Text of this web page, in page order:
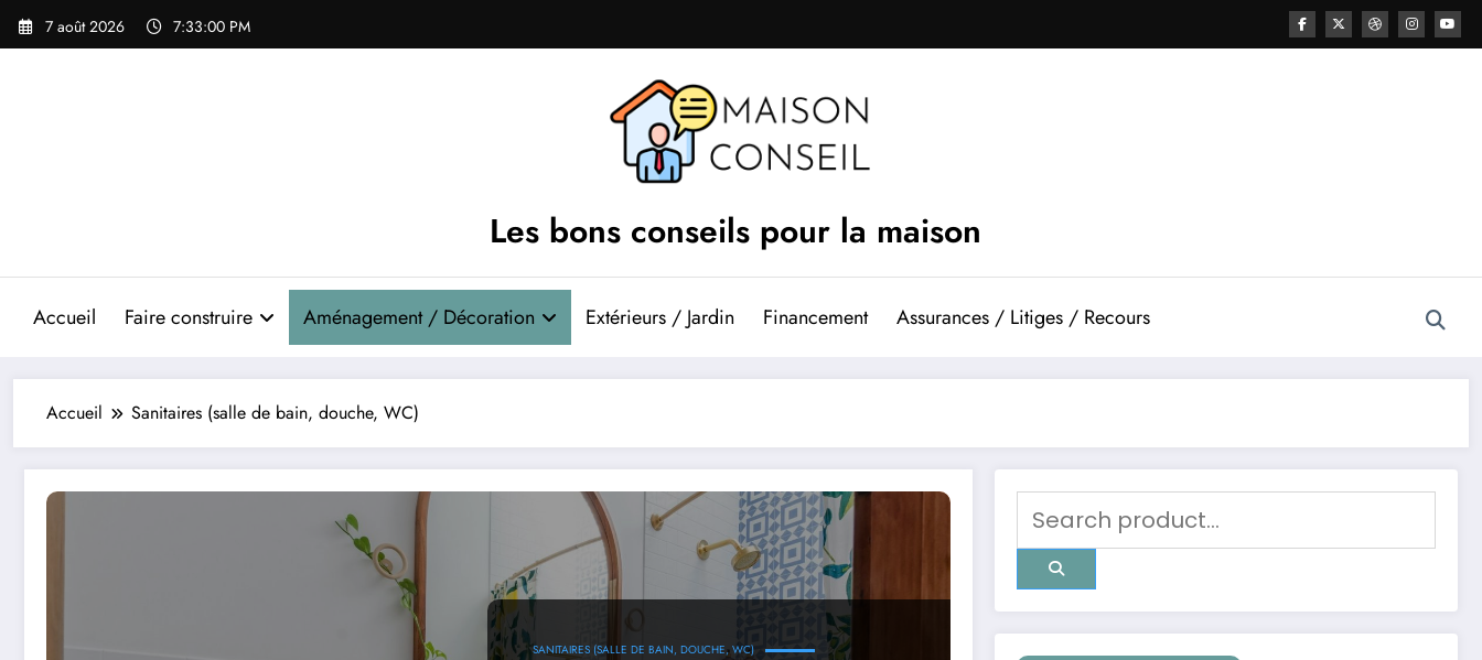
Aller
7 août 2026 7:33:01 PM
Les bons conseils pour la maison
Accueil Faire construire Aménagement / Décoration Extérieurs / Jardin Financement Assurances / Litiges / Recours
Accueil Sanitaires (salle de bain, douche, WC)
SANITAIRES (SALLE DE BAIN, DOUCHE, WC)